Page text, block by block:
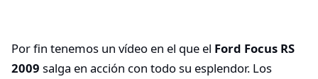
Por fin tenemos un vídeo en el que el Ford Focus RS
2009 salga en acción con todo su esplendor. Los